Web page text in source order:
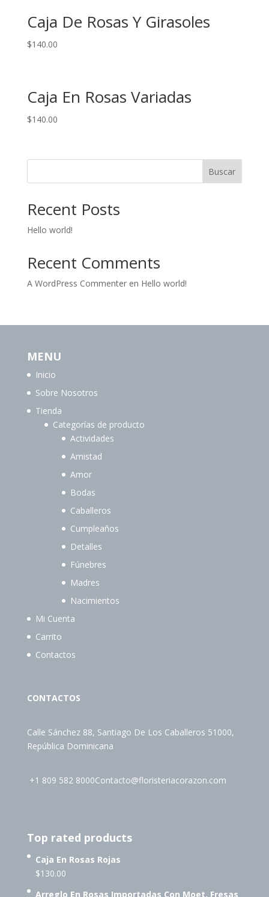
Caja De Rosas Y Girasoles
$140.00
Caja En Rosas Variadas
$140.00
Buscar
Recent Posts
Hello world!
Recent Comments
A WordPress Commenteren Hello world!
MENU
Inicio
Sobre Nosotros
Tienda
Categorías de producto
Actividades
Amistad
Amor
Bodas
Caballeros
Cumpleaños
Detalles
Fúnebres
Madres
Nacimientos
Mi Cuenta
Carrito
Contactos
CONTACTOS
Calle Sánchez 88, Santiago De Los Caballeros 51000,
República Dominicana
+1 809 582 8000Contacto@floristeriacorazon.com
Top rated products
Caja En Rosas Rojas
$130.00
Arreglo En Rosas Importadas Con Moet, Fresas